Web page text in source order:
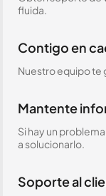
fluida.
Contigo en
Nuestro equipo te
Mantente
Si hay un
a solucionarlo.
Soporte al